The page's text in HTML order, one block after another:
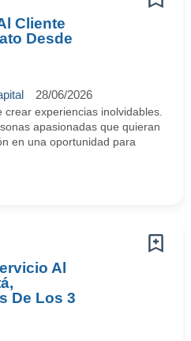
Cliente
Desde
28/06/2026
experiencias inolvidables.
apasionadas que quieran
en una oportunidad para
Al
De Los 3